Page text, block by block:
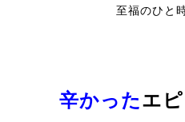
至福のひと
辛かったエ